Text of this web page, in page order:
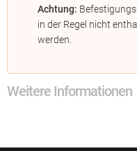
Achtung:
in der Regel nicht
werden.
Weitere Informationen